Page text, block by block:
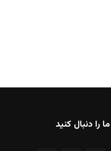
ما را دنبال کنید